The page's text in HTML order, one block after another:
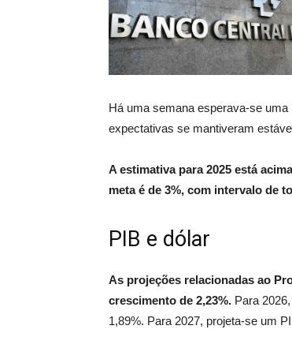
Há uma semana esperava-se
expectativas se mantiveram
A estimativa para 2025 está
meta é de 3%, com intervalo de
PIB e dólar
As projeções relacionadas ao
crescimento de 2,23%. Para
1,89%. Para 2027, projeta-se um